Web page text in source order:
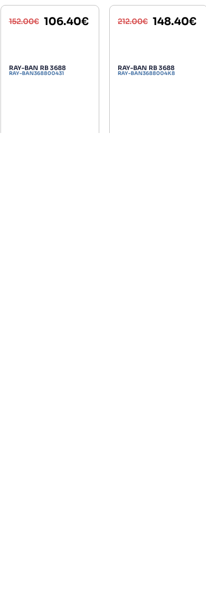
152.00€ 106.40€
RAY-BAN RB 3688
RAY-BAN368800431
212.00€ 148.40€
RAY-BAN RB 3688
RAY-BAN3688004K8